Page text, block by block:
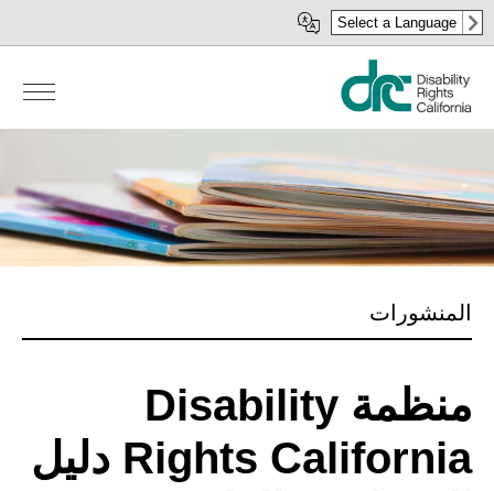
Skip
to
main
content
Select a Language
المنشورات
منظمة Disability
Rights California دليل